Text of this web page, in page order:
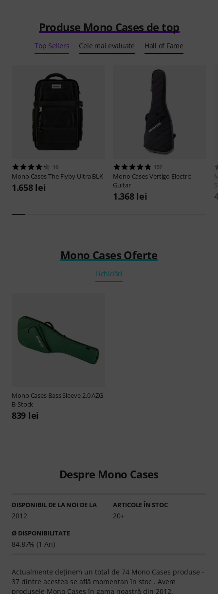
Produse Mono Cases de top
Top Sellers Cele mai evaluate Hall of Fame
16
Mono CasesThe Flyby Ultra BLK
1.658 lei
157
Mono CasesVertigo Electric
Guitar
1.368 lei
Mono Cases Oferte
Lichidări
Mono Cases Bass Sleeve 2.0 AZG
B-Stock
839 lei
Despre Mono Cases
DISPONIBIL DE LA NOI DE LA
2012
ARTICOLE ÎN STOC
20+
Ø DISPONIBILITATE
84.87% (1 An)
Actualmente deţinem un total de 74 Mono Cases produse -
37 dintre acestea se află momentan în stoc . Avem
produsele Mono Cases în gama noastră din 2012.